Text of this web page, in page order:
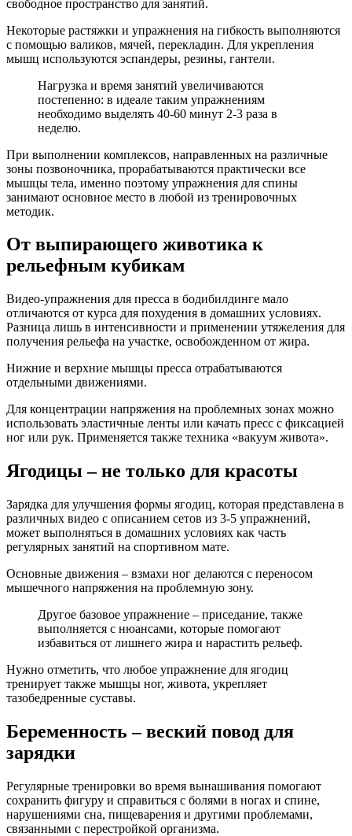
свободное пространство для занятий.
Некоторые растяжки и упражнения на гибкость выполняются
с помощью валиков, мячей, перекладин. Для укрепления
мышц используются эспандеры, резины, гантели.
Нагрузка и время занятий увеличиваются
постепенно: в идеале таким упражнениям
необходимо выделять 40-60 минут 2-3 раза в
неделю.
При выполнении комплексов, направленных на различные
зоны позвоночника, прорабатываются практически все
мышцы тела, именно поэтому упражнения для спины
занимают основное место в любой из тренировочных
методик.
От выпирающего животика к
рельефным кубикам
Видео-упражнения для пресса в бодибилдинге мало
отличаются от курса для похудения в домашних условиях.
Разница лишь в интенсивности и применении утяжеления для
получения рельефа на участке, освобожденном от жира.
Нижние и верхние мышцы пресса отрабатываются
отдельными движениями.
Для концентрации напряжения на проблемных зонах можно
использовать эластичные ленты или качать пресс с фиксацией
ног или рук. Применяется также техника «вакуум живота».
Ягодицы – не только для красоты
Зарядка для улучшения формы ягодиц, которая представлена в
различных видео с описанием сетов из 3-5 упражнений,
может выполняться в домашних условиях как часть
регулярных занятий на спортивном мате.
Основные движения – взмахи ног делаются с переносом
мышечного напряжения на проблемную зону.
Другое базовое упражнение – приседание, также
выполняется с нюансами, которые помогают
избавиться от лишнего жира и нарастить рельеф.
Нужно отметить, что любое упражнение для ягодиц
тренирует также мышцы ног, живота, укрепляет
тазобедренные суставы.
Беременность – веский повод для
зарядки
Регулярные тренировки во время вынашивания помогают
сохранить фигуру и справиться с болями в ногах и спине,
нарушениями сна, пищеварения и другими проблемами,
связанными с перестройкой организма.